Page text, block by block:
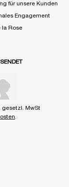
für unsere Kunden
Engagement
la Rose
gesetzl. MwSt